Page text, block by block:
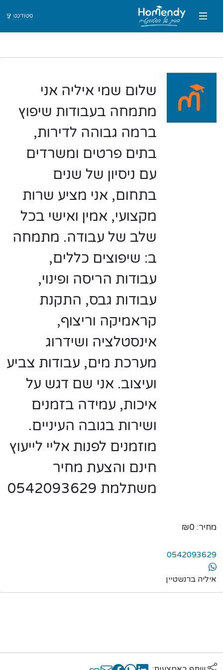
שלום שמי איליה אני
מתמחה בעבודות שיפוץ
ברמה גבוהה לדירות,
בתים פרטים ומשרדים
עם ניסיון של שנים
בתחום, אני מציע שרות
מקצועי, אמין ואישי בכל
שלב של עבודה. מתמחה
ב: שיפוצים כללים,
עבודות הריסה ופינוי,
עבודות גבס, התקנת
קראמיקה וריצוף,
אינסטלציה ושידרוג
מערכת מים, עבודות צביע
ועיצוב. אני שם דגש על
איכות, עמידה בזמנים
ושירות בגובה העיניים.
מוזמנים לפנות אליי לייעוץ
חינם והצעת מחיר
משתלמת 0542093629
מחיר: ₪0
0542093629
איליה ברנשטיין